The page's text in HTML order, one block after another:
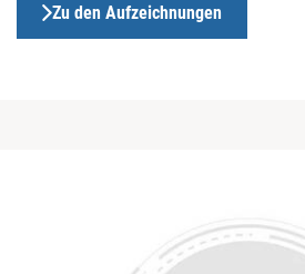
Zu den Aufzeichnungen